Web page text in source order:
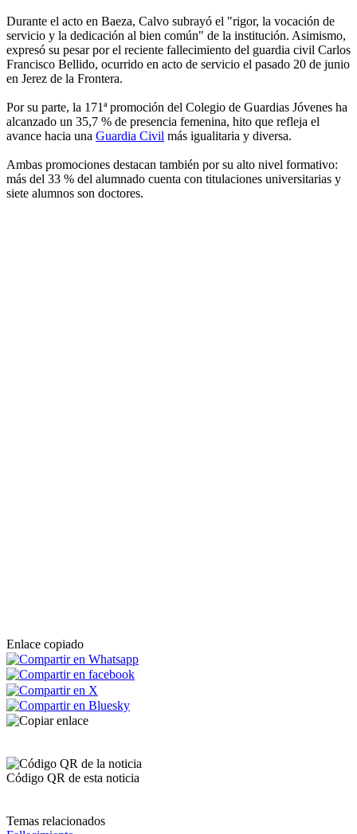
Durante el acto en Baeza, Calvo subrayó el "rigor, la vocación de
servicio y la dedicación al bien común" de la institución. Asimismo,
expresó su pesar por el reciente fallecimiento del guardia civil Carlos
Francisco Bellido, ocurrido en acto de servicio el pasado 20 de junio
en Jerez de la Frontera.
Por su parte, la 171ª promoción del Colegio de Guardias Jóvenes ha
alcanzado un 35,7 % de presencia femenina, hito que refleja el
avance hacia una Guardia Civil más igualitaria y diversa.
Ambas promociones destacan también por su alto nivel formativo:
más del 33 % del alumnado cuenta con titulaciones universitarias y
siete alumnos son doctores.
Enlace copiado
Código QR de esta noticia
Temas relacionados